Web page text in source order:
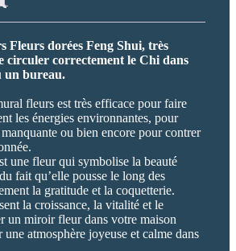
Fleurs dorées Feng Shui, très
circuler correctement le Chi dans
un bureau.
fleurs est très efficace pour faire
les énergies environnantes, pour
ou bien encore pour contrer
une fleur qui symbolise la beauté
fait qu’elle pousse le long des
la gratitude et la coquetterie.
la croissance, la vitalité et le
un miroir fleur dans votre maison
une atmosphère joyeuse et calme dans